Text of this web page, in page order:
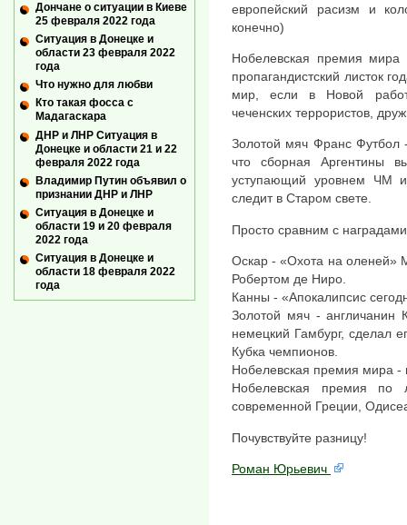
европейский расизм и
конечно)
Нобелевская премия мира
пропагандистский листок
мир, если в Новой
чеченских террористов,
Золотой мяч Франс Футбол
что сборная Аргентины
уступающий уровнем ЧМ
следит в Старом свете.
Просто сравним с
Оскар - «Охота на оленей»
Робертом де Ниро.
Канны - «Апокалипсис
Золотой мяч - англичанин
немецкий Гамбург, сделал
Кубка чемпионов.
Нобелевская премия мира -
Нобелевская премия по
современной Греции,
Почувствуйте разницу!
Роман Юрьевич
Дончане о ситуации в Киеве
25 февраля 2022 года
Ситуация в Донецке и
области 23 февраля 2022
года
Что нужно для любви
Кто такая фосса с
Мадагаскара
ДНР и ЛНР Ситуация в
Донецке и области 21 и 22
февраля 2022 года
Владимир Путин объявил о
признании ДНР и ЛНР
Ситуация в Донецке и
области 19 и 20 февраля
2022 года
Ситуация в Донецке и
области 18 февраля 2022
года